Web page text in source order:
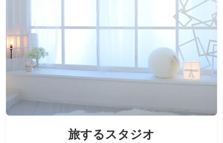
旅するスタジオ